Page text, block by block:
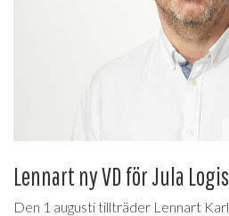
Lennart ny VD för Jula
Den 1 augusti tillträder Lennart